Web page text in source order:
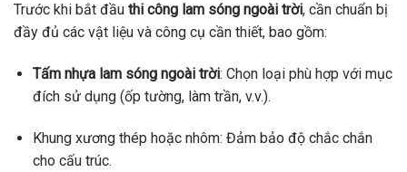
Trước khi bắt đầu thi công lam sóng ngoài trời, cần chuẩn bị
đầy đủ các vật liệu và công cụ cần thiết, bao gồm:
Tấm nhựa lam sóng ngoài trời: Chọn loại phù hợp với mục
đích sử dụng (ốp tường, làm trần, v.v.).
Khung xương thép hoặc nhôm: Đảm bảo độ chắc chắn
cho cấu trúc.